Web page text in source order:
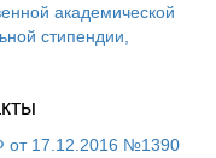
академической
стипендии,
от 17.12.2016 №1390